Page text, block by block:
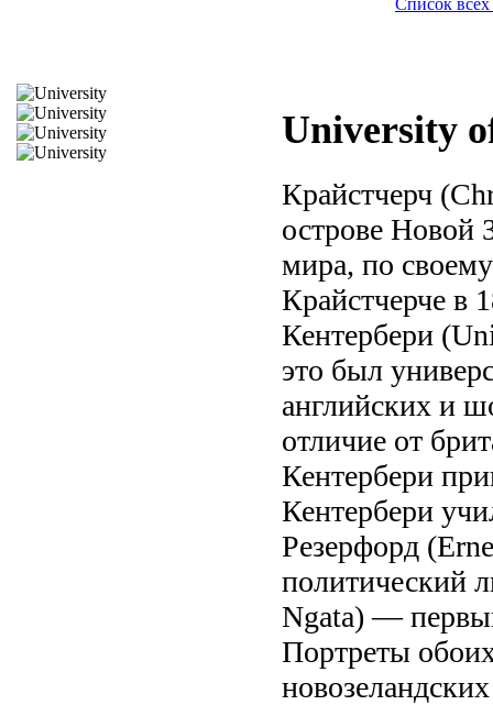
Список
University
Крайстчерч
острове Новой
мира, по
Крайстчерче в
Кентербери
это был
английских и
отличие от
Кентербери
Кентербери
Резерфорд
политический
Ngata) —
Портреты